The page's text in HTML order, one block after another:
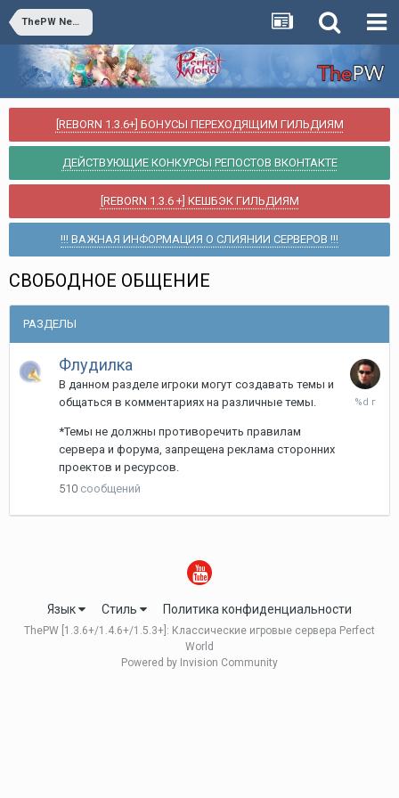
ThePW Nexus 1.3.6 + [АРХИВ]
[REBORN 1.3.6+] БОНУСЫ ПЕРЕХОДЯЩИМ ГИЛЬДИЯМ
ДЕЙСТВУЮЩИЕ КОНКУРСЫ РЕПОСТОВ ВКОНТАКТЕ
[REBORN 1.3.6 +] КЕШБЭК ГИЛЬДИЯМ
!!! ВАЖНАЯ ИНФОРМАЦИЯ О СЛИЯНИИ СЕРВЕРОВ !!!
СВОБОДНОЕ ОБЩЕНИЕ
РАЗДЕЛЫ
Флудилка
В данном разделе игроки могут создавать темы и
общаться в комментариях на различные темы.
*Темы не должны противоречить правилам
сервера и форума, запрещена реклама сторонних
проектов и ресурсов.
510 сообщений
8
Язык Стиль Политика конфиденциальности
ThePW [1.3.6+/1.4.6+/1.5.3+]: Классические игровые сервера Perfect
World
Powered by Invision Community